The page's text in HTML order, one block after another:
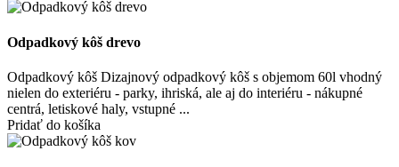
Odpadkový kôš drevo
Odpadkový kôš Dizajnový odpadkový kôš s objemom 60l vhodný
nielen do exteriéru - parky, ihriská, ale aj do interiéru - nákupné
centrá, letiskové haly, vstupné ...
Pridať do košíka